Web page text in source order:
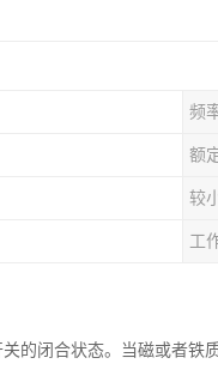
频
额
较
工
的闭合状态。当磁或者